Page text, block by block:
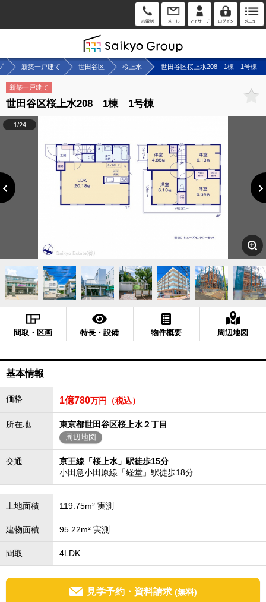
新築一戸建て 世田谷区 桜上水 世田谷区桜上水208 1棟 1号棟
新築一戸建て
世田谷区桜上水208 1棟 1号棟
1/24
間取・区画 特長・設備 物件概要 周辺地図
基本情報
価格 1億780万円（税込）
所在地 東京都世田谷区桜上水２丁目
周辺地図
交通
京王線「桜上水」駅徒歩15分
小田急小田原線「経堂」駅徒歩18分
土地面積 119.75m² 実測
建物面積 95.22m² 実測
間取 4LDK
見学予約・資料請求 (無料)